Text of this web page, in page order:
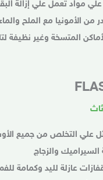
علي مواد تعمل علي إزالة
الأمونيا مع الملح
المتسخة وغير نظيفة
علي التخلص من جميع
والزجاج
عازلة لليد وكمامة